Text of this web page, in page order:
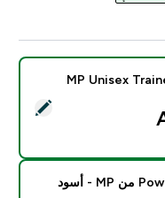
MP Unisex
بنطال ليجنز نسائي Power من MP - أسود